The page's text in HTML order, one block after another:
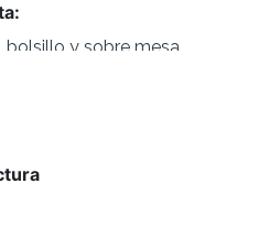
bolsillo y sobre mesa
de comida